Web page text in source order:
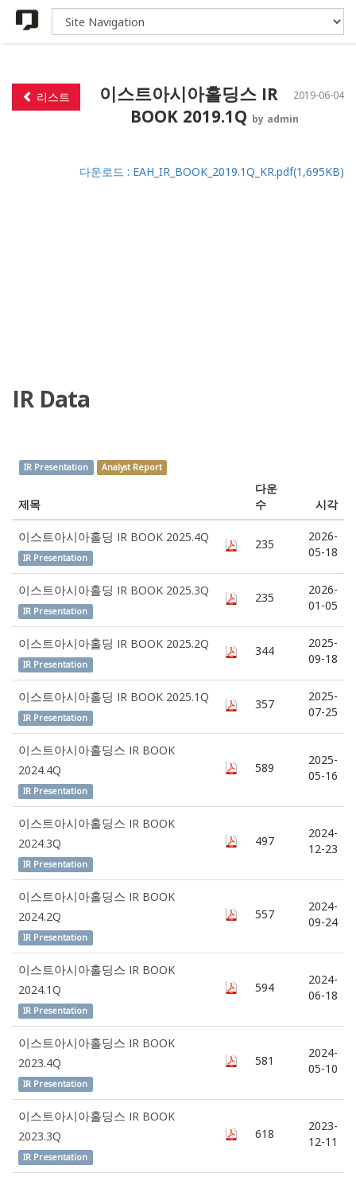
2019-06-04
리스트
이스트아시아홀딩스 IR
BOOK 2019.1Q by admin
다운로드 : EAH_IR_BOOK_2019.1Q_KR.pdf(1,695KB)
IR Data
IR Presentation Analyst Report
제목
다운
수
시각
이스트아시아홀딩 IR BOOK 2025.4Q
IR Presentation
235
2026-
05-18
이스트아시아홀딩 IR BOOK 2025.3Q
IR Presentation
235
2026-
01-05
이스트아시아홀딩 IR BOOK 2025.2Q
IR Presentation
344
2025-
09-18
이스트아시아홀딩 IR BOOK 2025.1Q
IR Presentation
357
2025-
07-25
이스트아시아홀딩스 IR BOOK
2024.4Q
IR Presentation
589
2025-
05-16
이스트아시아홀딩스 IR BOOK
2024.3Q
IR Presentation
497
2024-
12-23
이스트아시아홀딩스 IR BOOK
2024.2Q
IR Presentation
557
2024-
09-24
이스트아시아홀딩스 IR BOOK
2024.1Q
IR Presentation
594
2024-
06-18
이스트아시아홀딩스 IR BOOK
2023.4Q
IR Presentation
581
2024-
05-10
이스트아시아홀딩스 IR BOOK
2023.3Q
IR Presentation
618
2023-
12-11